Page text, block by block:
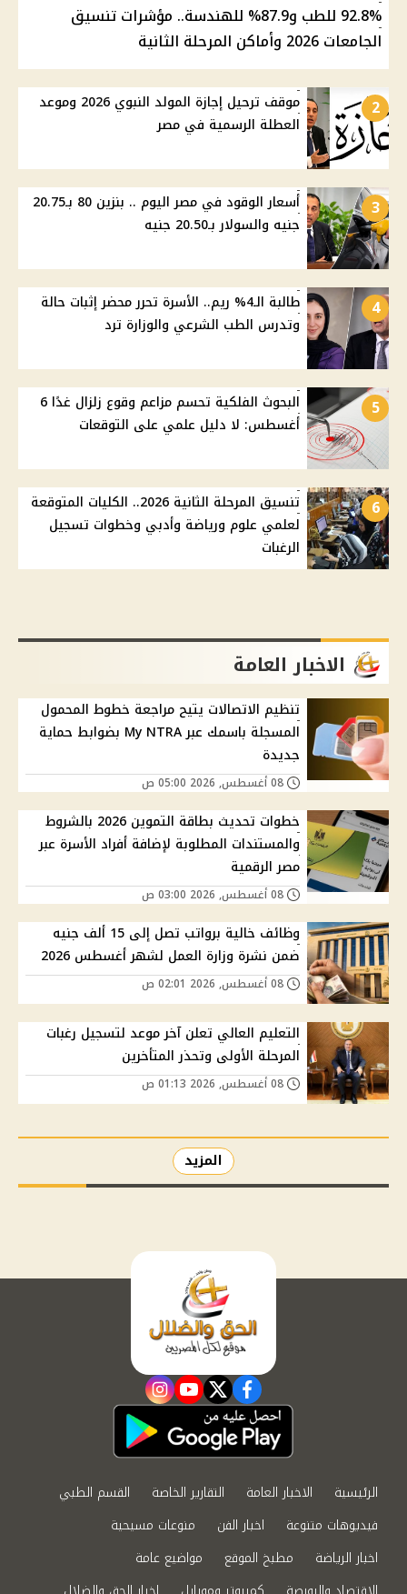
92.8% للطب و87.9% للهندسة.. مؤشرات تنسيق
الجامعات 2026 وأماكن المرحلة الثانية
2
موقف ترحيل إجازة المولد النبوي 2026 وموعد
العطلة الرسمية في مصر
3
أسعار الوقود في مصر اليوم .. بنزين 80 بـ20.75
جنيه والسولار بـ20.50 جنيه
4
طالبة الـ4% ريم.. الأسرة تحرر محضر إثبات حالة
وتدرس الطب الشرعي والوزارة ترد
5
البحوث الفلكية تحسم مزاعم وقوع زلزال غدًا 6
أغسطس: لا دليل علمي على التوقعات
6
تنسيق المرحلة الثانية 2026.. الكليات المتوقعة
لعلمي علوم ورياضة وأدبي وخطوات تسجيل
الرغبات
الاخبار العامة
تنظيم الاتصالات يتيح مراجعة خطوط المحمول
المسجلة باسمك عبر My NTRA بضوابط حماية
جديدة
خطوات تحديث بطاقة التموين 2026 بالشروط
والمستندات المطلوبة لإضافة أفراد الأسرة عبر
مصر الرقمية
وظائف خالية برواتب تصل إلى 15 ألف جنيه
ضمن نشرة وزارة العمل لشهر أغسطس 2026
التعليم العالي تعلن آخر موعد لتسجيل رغبات
المرحلة الأولى وتحذر المتأخرين
المزيد
facebook
twitter
youtube
instagram
الرئيسية الاخبار العامة التقارير الخاصة
القسم الطبي
فيديوهات متنوعة
اخبار الفن
منوعات مسيحية
اخبار الرياضة
مطبخ الموقع
مواضيع عامة